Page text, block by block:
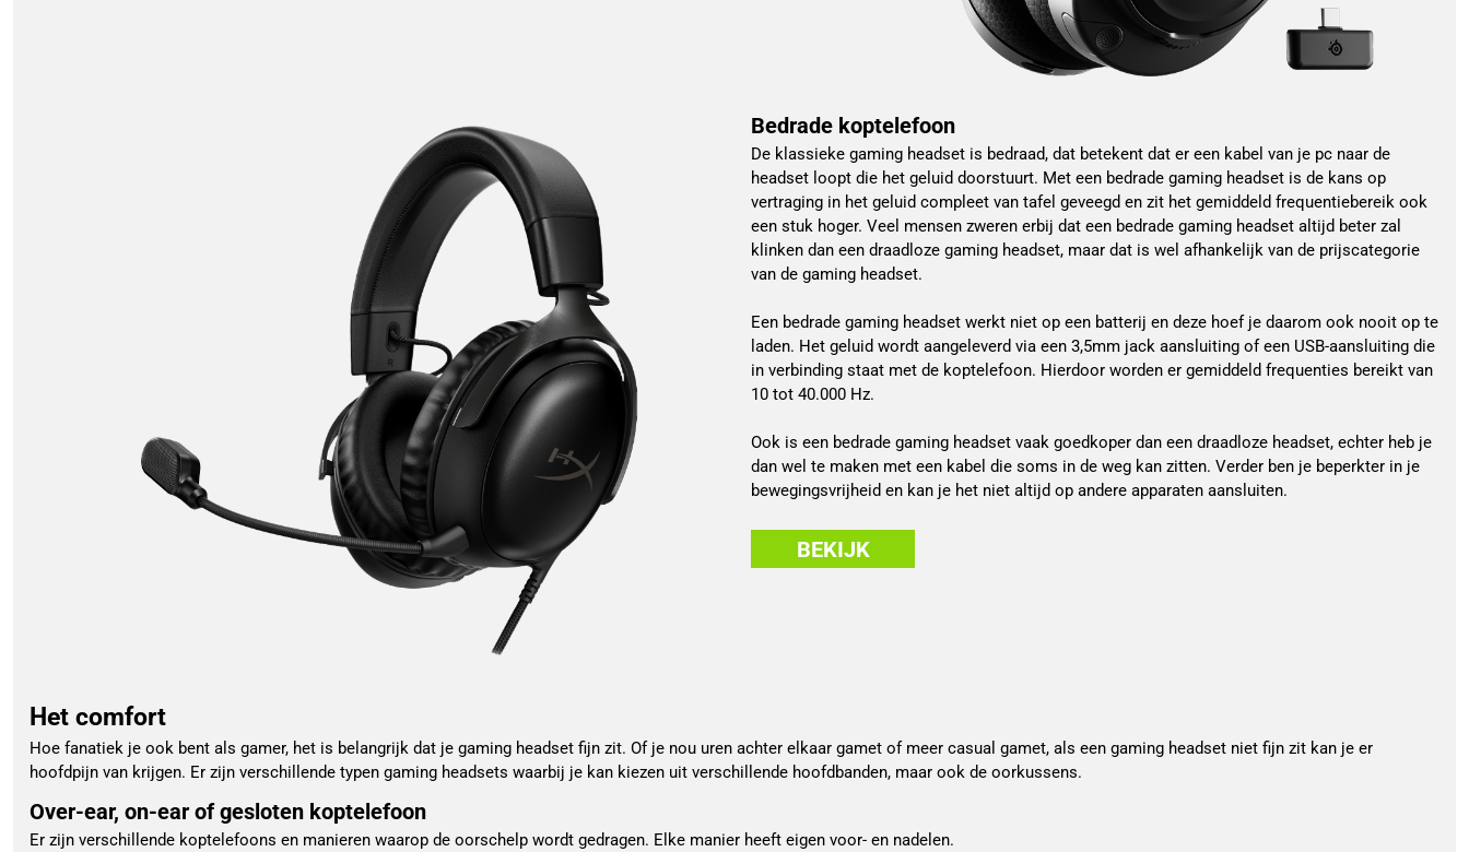
Bedrade koptelefoon
De klassieke gaming headset is bedraad, dat betekent dat er een kabel van je pc naar de
headset loopt die het geluid doorstuurt. Met een bedrade gaming headset is de kans op
vertraging in het geluid compleet van tafel geveegd en zit het gemiddeld frequentiebereik ook
een stuk hoger. Veel mensen zweren erbij dat een bedrade gaming headset altijd beter zal
klinken dan een draadloze gaming headset, maar dat is wel afhankelijk van de prijscategorie
van de gaming headset.
Een bedrade gaming headset werkt niet op een batterij en deze hoef je daarom ook nooit op te
laden. Het geluid wordt aangeleverd via een 3,5mm jack aansluiting of een USB-aansluiting die
in verbinding staat met de koptelefoon. Hierdoor worden er gemiddeld frequenties bereikt van
10 tot 40.000 Hz.
Ook is een bedrade gaming headset vaak goedkoper dan een draadloze headset, echter heb je
dan wel te maken met een kabel die soms in de weg kan zitten. Verder ben je beperkter in je
bewegingsvrijheid en kan je het niet altijd op andere apparaten aansluiten.
BEKIJK
Het comfort
Hoe fanatiek je ook bent als gamer, het is belangrijk dat je gaming headset fijn zit. Of je nou uren achter elkaar gamet of meer casual gamet, als een gaming headset niet fijn zit kan je er
hoofdpijn van krijgen. Er zijn verschillende typen gaming headsets waarbij je kan kiezen uit verschillende hoofdbanden, maar ook de oorkussens.
Over-ear, on-ear of gesloten koptelefoon
Er zijn verschillende koptelefoons en manieren waarop de oorschelp wordt gedragen. Elke manier heeft eigen voor- en nadelen.